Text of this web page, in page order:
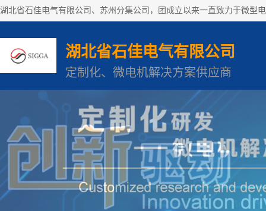
湖北省石佳电气有限公司
定制化、微电机解决方案供应商